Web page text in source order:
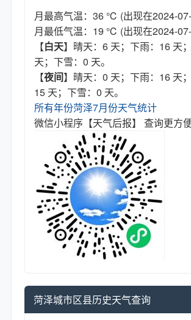
月最高气温：36 ℃ (出现在2024-
月最低气温：19 ℃ (出现在2024-
【白天】晴天：6 天；下雨：16 天
天；下雪：0 天。
【夜间】晴天：0 天；下雨：16 天
15 天；下雪：0 天。
所有年份菏泽7月份天气统计
微信小程序【天气后报】 查询更方
菏泽城市区县历史天气查询